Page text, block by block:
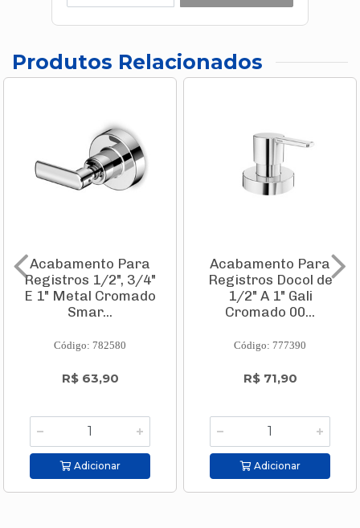
Produtos Relacionados
Acabamento Para
Registros 1/2", 3/4"
E 1" Metal Cromado
Smar...
Código: 782580
R$ 63,90
Adicionar
Acabamento Para
Registros Docol de
1/2" A 1" Gali
Cromado 00...
Código: 777390
R$ 71,90
Adicionar